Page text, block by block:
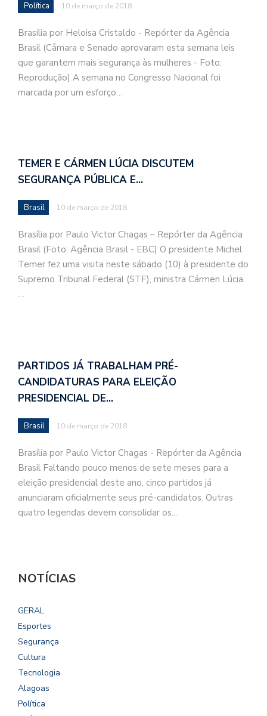
Política 10 de março de 2018
Brasília por Heloisa Cristaldo - Repórter da Agência
Brasil (Câmara e Senado aprovaram esta semana leis
que garantem mais segurança às mulheres - Foto:
Reprodução) A semana no Congresso Nacional foi
marcada por um esforço…
TEMER E CÁRMEN LÚCIA DISCUTEM
SEGURANÇA PÚBLICA E…
Brasil 10 de março de 2018
Brasília por Paulo Victor Chagas – Repórter da Agência
Brasil (Foto: Agência Brasil - EBC) O presidente Michel
Temer fez uma visita neste sábado (10) à presidente do
Supremo Tribunal Federal (STF), ministra Cármen Lúcia.
…
PARTIDOS JÁ TRABALHAM PRÉ-
CANDIDATURAS PARA ELEIÇÃO
PRESIDENCIAL DE…
Brasil 10 de março de 2018
Brasília por Paulo Victor Chagas - Repórter da Agência
Brasil Faltando pouco menos de sete meses para a
eleição presidencial deste ano, cinco partidos já
anunciaram oficialmente seus pré-candidatos. Outras
quatro legendas devem consolidar os…
NOTÍCIAS
GERAL
Esportes
Segurança
Cultura
Tecnologia
Alagoas
Política